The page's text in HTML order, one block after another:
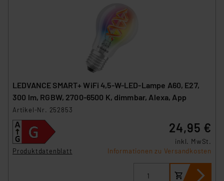
LEDVANCE SMART+ WiFi 4,5-W-LED-Lampe A60, E27,
300 lm, RGBW, 2700-6500 K, dimmbar, Alexa, App
Artikel-Nr. 252853
Produktdatenblatt
24,95 €
inkl. MwSt.
Informationen zu Versandkosten